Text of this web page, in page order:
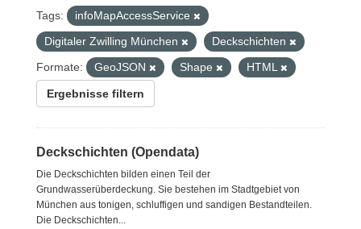
Tags:
infoMapAccessService
Digitaler Zwilling München
Deckschichten
Formate:
GeoJSON Shape HTML
Ergebnisse filtern
Deckschichten (Opendata)
Die Deckschichten bilden einen Teil der
Grundwasserüberdeckung. Sie bestehen im Stadtgebiet von
München aus tonigen, schluffigen und sandigen Bestandteilen.
Die Deckschichten...